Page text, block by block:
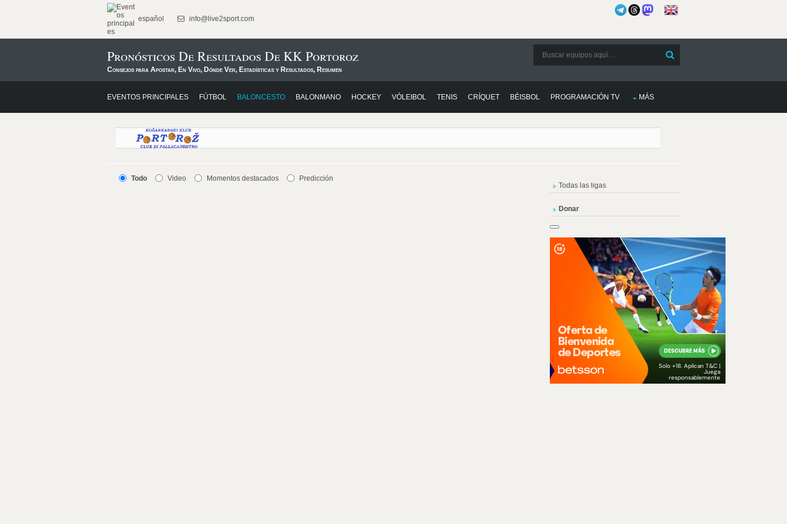
español info@live2sport.com
Pronósticos De Resultados De KK Portoroz
Consejos para Apostar, En Vivo, Dónde Ver, Estadísticas y Resultados, Resumen
EVENTOS PRINCIPALES FÚTBOL BALONCESTO BALONMANO HOCKEY VÓLEIBOL TENIS CRÍQUET BÉISBOL PROGRAMACIÓN TV MÁS
Todo Video Momentos destacados Predicción
Todas las ligas
Donar